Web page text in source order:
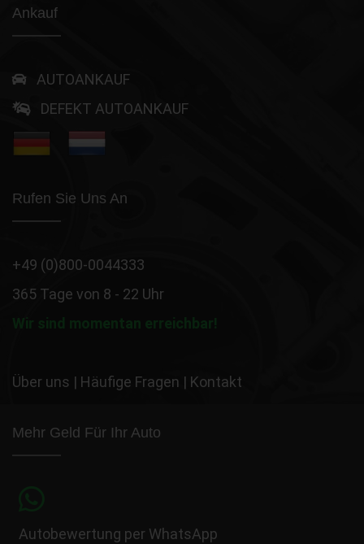
Ankauf
AUTOANKAUF
DEFEKT AUTOANKAUF
Rufen Sie Uns An
+49 (0)800-0044333
365 Tage von 8 - 22 Uhr
Wir sind momentan erreichbar!
Über uns | Häufige Fragen | Kontakt
Mehr Geld Für Ihr Auto
Autobewertung per WhatsApp